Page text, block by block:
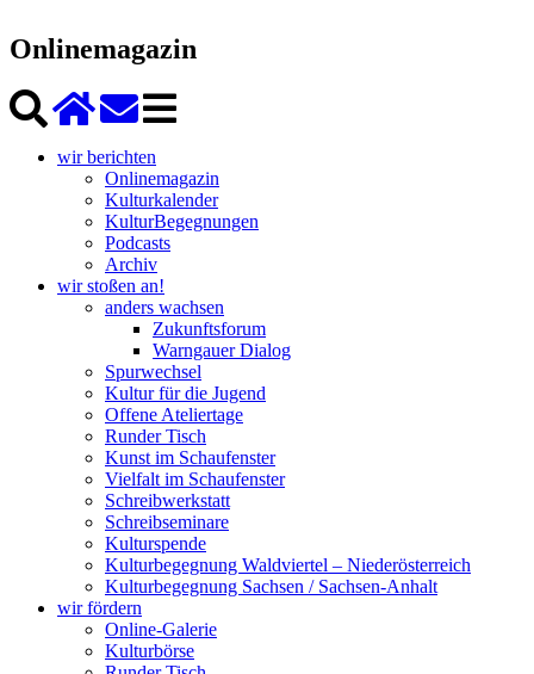
Onlinemagazin
wir berichten
Onlinemagazin
Kulturkalender
KulturBegegnungen
Podcasts
Archiv
wir stoßen an!
anders wachsen
Zukunftsforum
Warngauer Dialog
Spurwechsel
Kultur für die Jugend
Offene Ateliertage
Runder Tisch
Kunst im Schaufenster
Vielfalt im Schaufenster
Schreibwerkstatt
Schreibseminare
Kulturspende
Kulturbegegnung Waldviertel – Niederösterreich
Kulturbegegnung Sachsen / Sachsen-Anhalt
wir fördern
Online-Galerie
Kulturbörse